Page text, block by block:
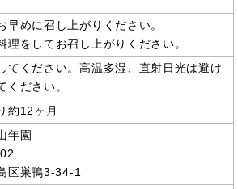
早めに召し上がりください。
理をしてお召し上がりください。
てください。高温多湿、直射日光は避け
ください。
約12ヶ月
年園
区巣鴨3-34-1